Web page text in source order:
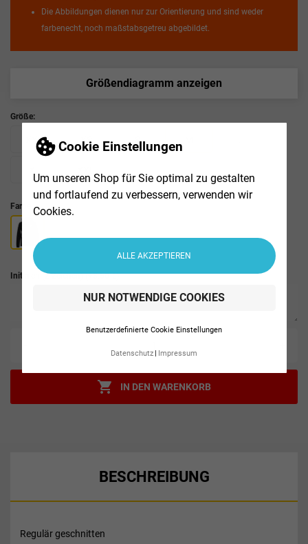
Cookie Einstellungen
Um unseren Shop für Sie optimal zu gestalten
und fortlaufend zu verbessern, verwenden wir
Cookies.
ALLE AKZEPTIEREN
NUR NOTWENDIGE COOKIES
Benutzerdefinierte Cookie Einstellungen
Datenschutz Impressum
Die Abbildungen dienen nur zur Orientierung und sind weder
farbenecht, noch maßstabsgetreu abgebildet.
Größendiagramm anzeigen
Größe:
XXS XS S
Farbe :
Initialen (2 Zeichen)(+3,50 €)
 IN DEN WARENKORB
BESCHREIBUNG
Regulär geschnitten